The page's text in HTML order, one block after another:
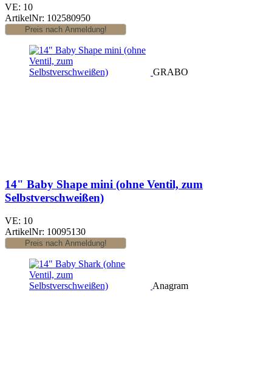
VE: 10
ArtikelNr: 102580950
GRABO
14" Baby Shape mini (ohne Ventil, zum
Selbstverschweißen)
VE: 10
ArtikelNr: 10095130
Anagram